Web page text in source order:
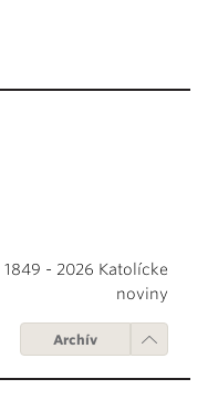
- 2026 Katolícke
noviny
Archív